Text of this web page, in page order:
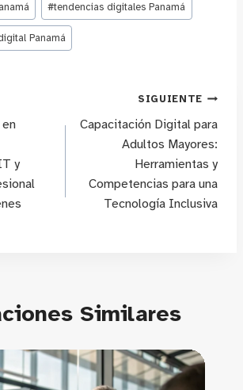
#tendencias digitales Panamá
Panamá
y
SIGUIENTE
Capacitación Digital para
Adultos Mayores:
Herramientas y
Competencias para una
Tecnología Inclusiva
Similares